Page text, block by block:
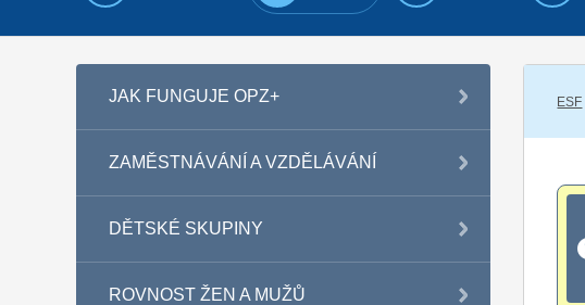
JAK FUNGUJE OPZ+
ZAMĚSTNÁVÁNÍ A VZDĚLÁVÁNÍ
DĚTSKÉ SKUPINY
ROVNOST ŽEN A MUŽŮ
ESF